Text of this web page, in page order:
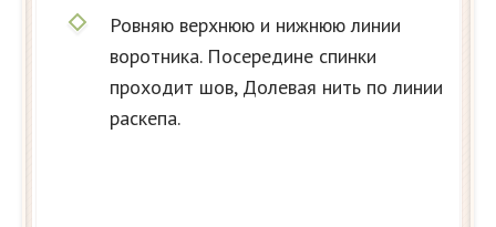
Ровняю верхнюю и нижнюю линии
воротника. Посередине спинки
проходит шов, Долевая нить по линии
раскепа.